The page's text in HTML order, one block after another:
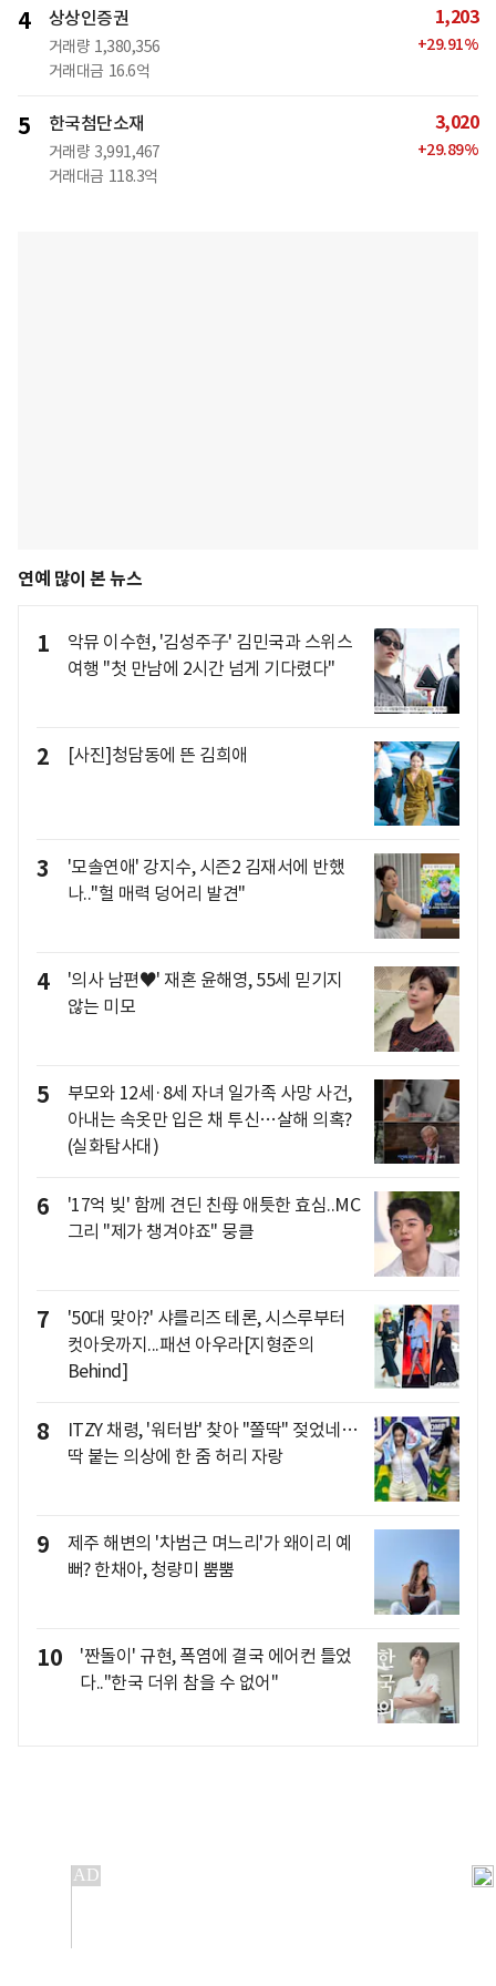
4 상상인증권
거래량 1,380,356
거래대금 16.6억
1,203
+29.91%
5 한국첨단소재
거래량 3,991,467
거래대금 118.3억
3,020
+29.89%
연예 많이 본 뉴스
1
악뮤 이수현, '김성주子' 김민국과 스위스
여행 "첫 만남에 2시간 넘게 기다렸다"
2 [사진]청담동에 뜬 김희애
3
'모솔연애' 강지수, 시즌2 김재서에 반했
나.."헐 매력 덩어리 발견"
4
'의사 남편♥' 재혼 윤해영, 55세 믿기지
않는 미모
5
부모와 12세·8세 자녀 일가족 사망 사건,
아내는 속옷만 입은 채 투신…살해 의혹?
(실화탐사대)
6
'17억 빚' 함께 견딘 친母 애틋한 효심..MC
그리 "제가 챙겨야죠" 뭉클
7
'50대 맞아?' 샤를리즈 테론, 시스루부터
컷아웃까지...패션 아우라[지형준의
Behind]
8
ITZY 채령, '워터밤' 찾아 "쫄딱" 젖었네…
딱 붙는 의상에 한 줌 허리 자랑
9
제주 해변의 '차범근 며느리'가 왜이리 예
뻐? 한채아, 청량미 뿜뿜
10
'짠돌이' 규현, 폭염에 결국 에어컨 틀었
다.."한국 더위 참을 수 없어"